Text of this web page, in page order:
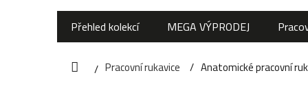
Přehled kolekcí MEGA VÝPRODEJ
DomůPracovní rukavice Anatomické pracovní